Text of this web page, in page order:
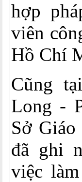
hợp
viên
Hồ Chí
Cũng
Long -
Sở
đã ghi
việc